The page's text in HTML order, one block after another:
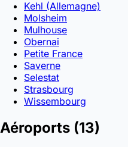
Kehl (Allemagne)
Molsheim
Mulhouse
Obernai
Petite France
Saverne
Selestat
Strasbourg
Wissembourg
Aéroports (13)